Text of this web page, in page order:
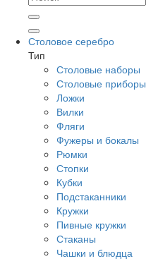
Столовое серебро
Тип
Столовые наборы
Столовые приборы
Ложки
Вилки
Фляги
Фужеры и бокалы
Рюмки
Стопки
Кубки
Подстаканники
Кружки
Пивные кружки
Стаканы
Чашки и блюдца